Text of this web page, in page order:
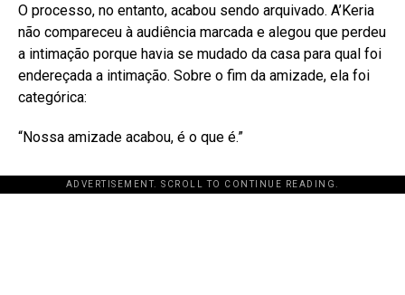
O processo, no entanto, acabou sendo arquivado. A’Keria
não compareceu à audiência marcada e alegou que perdeu
a intimação porque havia se mudado da casa para qual foi
endereçada a intimação. Sobre o fim da amizade, ela foi
categórica:
“Nossa amizade acabou, é o que é.”
ADVERTISEMENT. SCROLL TO CONTINUE READING.